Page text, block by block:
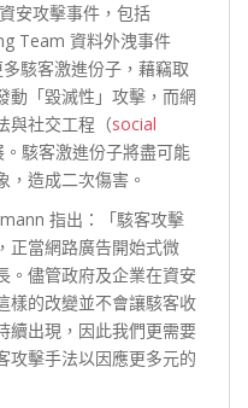
安攻擊事件，包括
Team 資料外洩事件
駭客激進份子，藉竊取
動「毀滅性」攻擊，而網
與社交工程（social
駭客激進份子將盡可能
，造成二次傷害。
指出：「駭客攻擊
正當網路廣告開始式微
。儘管政府及企業在資安
樣的改變並不會讓駭客收
續出現，因此我們更需要
攻擊手法以因應更多元的